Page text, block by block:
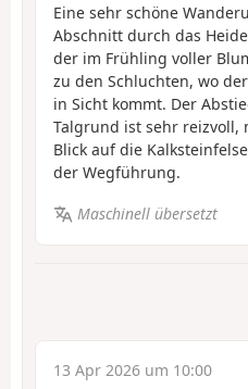
Eine sehr schöne
Abschnitt durch das
der im Frühling voller
zu den Schluchten, wo
in Sicht kommt. Der
Talgrund ist sehr reizvoll,
Blick auf die
der Wegführung.
Maschinell übersetzt
13 Apr 2026 um 10:00